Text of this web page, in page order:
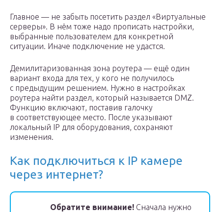
Главное — не забыть посетить раздел «Виртуальные
серверы». В нём тоже надо прописать настройки,
выбранные пользователем для конкретной
ситуации. Иначе подключение не удастся.
Демилитаризованная зона роутера — ещё один
вариант входа для тех, у кого не получилось
с предыдущим решением. Нужно в настройках
роутера найти раздел, который называется DMZ.
Функцию включают, поставив галочку
в соответствующее место. После указывают
локальный IP для оборудования, сохраняют
изменения.
Как подключиться к IP камере
через интернет?
Обратите внимание! Сначала нужно